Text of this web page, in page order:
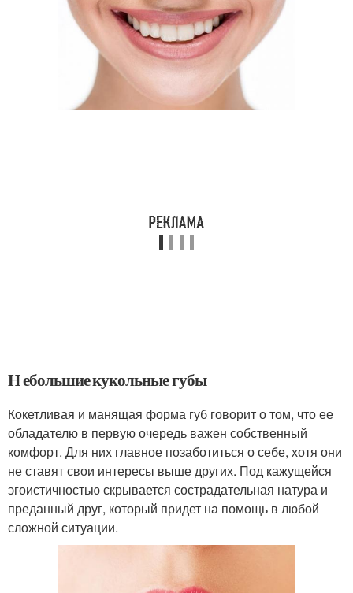
Н ебольшие кукольные губы
Кокетливая и манящая форма губ говорит о том, что ее
обладателю в первую очередь важен собственный
комфорт. Для них главное позаботиться о себе, хотя они
не ставят свои интересы выше других. Под кажущейся
эгоистичностью скрывается сострадательная натура и
преданный друг, который придет на помощь в любой
сложной ситуации.